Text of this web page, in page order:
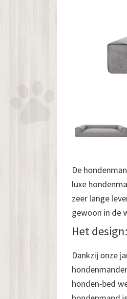
De
luxe
zeer lange
gewoon in de
Het design:
Dankzij onze
honden-bed